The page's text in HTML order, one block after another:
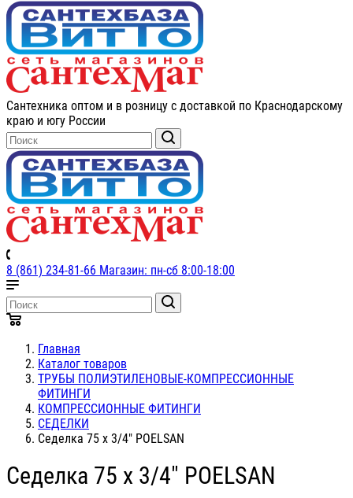
Сантехника оптом и в розницу с доставкой по Краснодарскому
краю и югу России
8 (861) 234-81-66 Магазин: пн-сб 8:00-18:00
Главная
Каталог товаров
ТРУБЫ ПОЛИЭТИЛЕНОВЫЕ-КОМПРЕССИОННЫЕ
ФИТИНГИ
КОМПРЕССИОННЫЕ ФИТИНГИ
СЕДЕЛКИ
Седелка 75 х 3/4" POELSAN
Седелка 75 х 3/4" POELSAN